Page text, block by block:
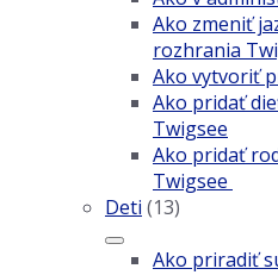
Ako zmeniť
rozhrania
Ako vytvoriť
Ako pridať
Twigsee
Ako pridať
Twigsee
Deti (13)
Ako priradiť